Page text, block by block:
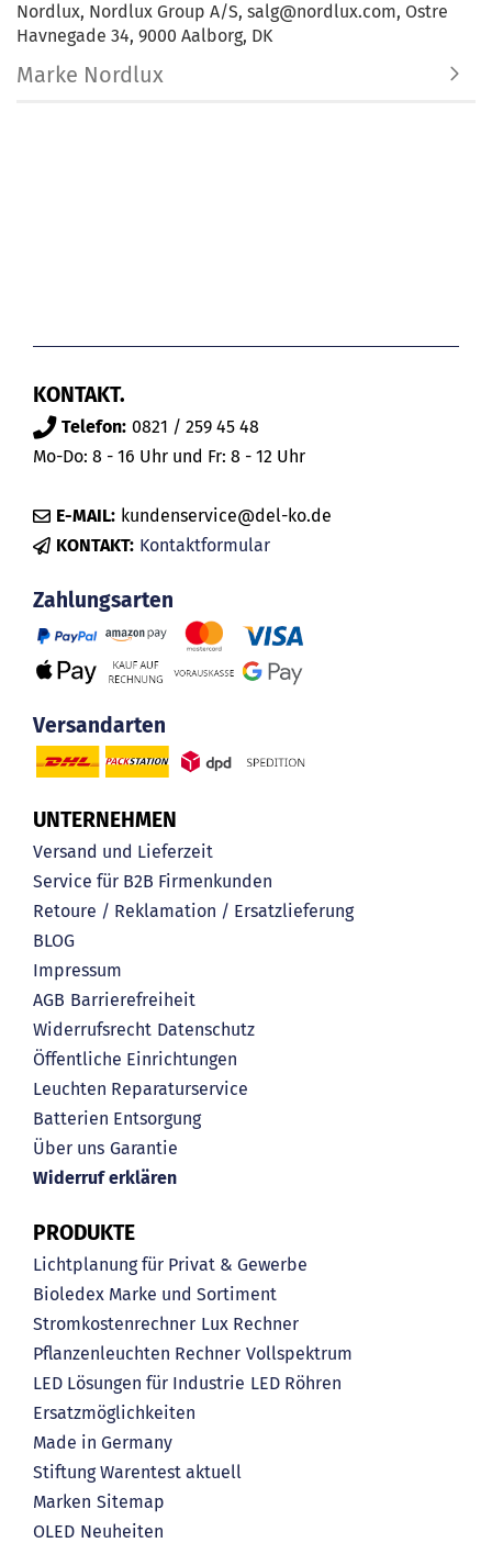
Nordlux, Nordlux Group A/S, salg@nordlux.com, Ostre
Havnegade 34, 9000 Aalborg, DK
Marke Nordlux
KONTAKT.
Telefon: 0821 / 259 45 48
Mo-Do: 8 - 16 Uhr und Fr: 8 - 12 Uhr
E-MAIL: kundenservice@del-ko.de
KONTAKT: Kontaktformular
Zahlungsarten
Versandarten
UNTERNEHMEN
Versand und Lieferzeit
Service für B2B Firmenkunden
Retoure / Reklamation / Ersatzlieferung
BLOG
Impressum
AGB Barrierefreiheit
Widerrufsrecht Datenschutz
Öffentliche Einrichtungen
Leuchten Reparaturservice
Batterien Entsorgung
Über uns Garantie
Widerruf erklären
PRODUKTE
Lichtplanung für Privat & Gewerbe
Bioledex Marke und Sortiment
Stromkostenrechner Lux Rechner
Pflanzenleuchten Rechner Vollspektrum
LED Lösungen für Industrie LED Röhren
Ersatzmöglichkeiten
Made in Germany
Stiftung Warentest aktuell
Marken Sitemap
OLED Neuheiten